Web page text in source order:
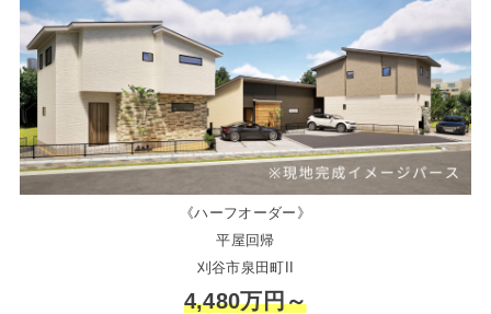
《ハーフオーダー》
平屋回帰
刈谷市泉田町II
4,480万円～